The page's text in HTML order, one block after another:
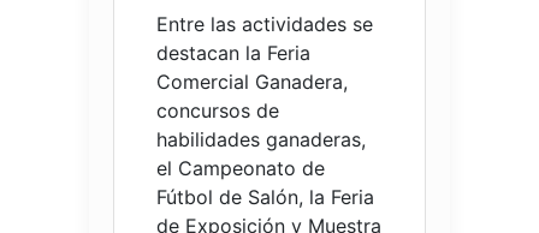
Entre las actividades se
destacan la Feria
Comercial Ganadera,
concursos de
habilidades ganaderas,
el Campeonato de
Fútbol de Salón, la Feria
de Exposición y Muestra